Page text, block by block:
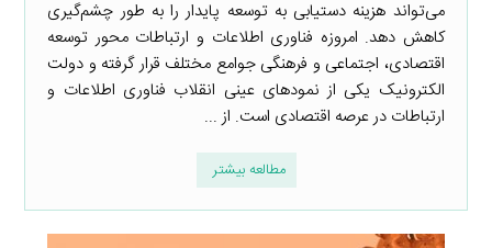
می‌تواند هزینه دستیابی به توسعه پایدار را به طور چشم‌گیری
کاهش دهد. امروزه فناوری اطلاعات و ارتباطات محور توسعه
اقتصادی، اجتماعی و فرهنگی جوامع مختلف قرار گرفته و دولت
الکترونیک یکی از نمودهای عینی انقلاب فناوری اطلاعات و
ارتباطات در عرصه اقتصادی است. از ...
مطالعه بیشتر